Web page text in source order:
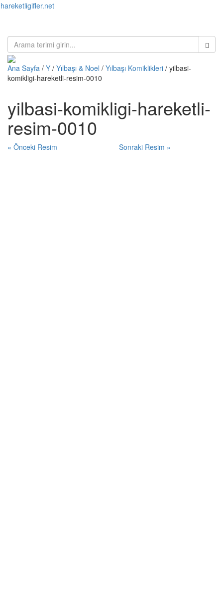
hareketligifler.net
Ana Sayfa / Y / Yılbaşı & Noel / Yılbaşı Komiklikleri / yilbasi-
komikligi-hareketli-resim-0010
yilbasi-komikligi-hareketli-
resim-0010
« Önceki Resim Sonraki Resim »